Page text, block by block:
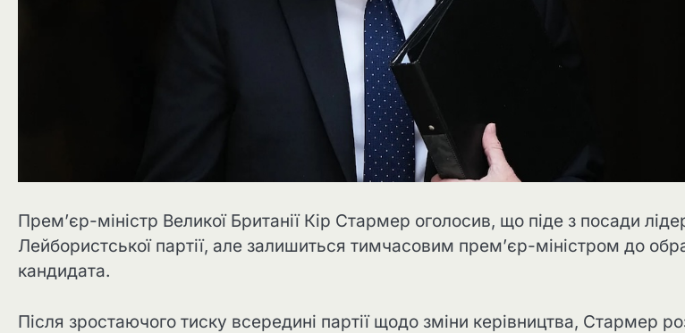
Прем’єр-міністр Великої Британії Кір Стармер оголосив, що піде з посади
Лейбористської партії, але залишиться тимчасовим прем’єр-міністром до
кандидата.
Після зростаючого тиску всередині партії щодо зміни керівництва, Стармер